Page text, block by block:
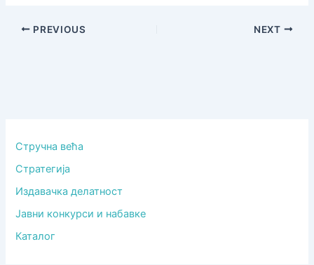
PREVIOUS NEXT
Стручна већа
Стратегија
Издавачка делатност
Јавни конкурси и набавке
Каталог